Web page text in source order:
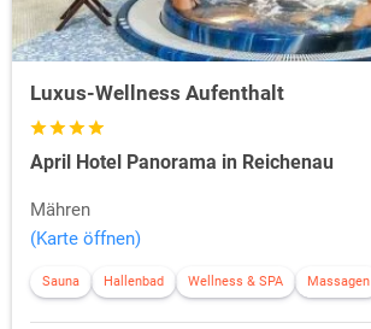
Luxus-Wellness Aufenthalt
April Hotel Panorama in Reichenau
Mähren
(Karte öffnen)
Sauna Hallenbad Wellness & SPA Massagen